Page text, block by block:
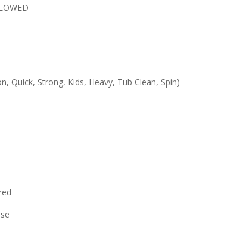
Quick, Strong, Kids, Heavy, Tub Clean, Spin)